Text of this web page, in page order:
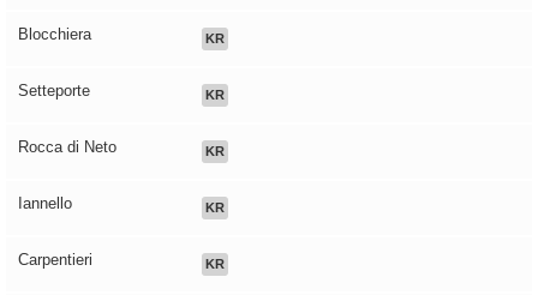
Blocchiera KR
Setteporte KR
Rocca di Neto KR
Iannello KR
Carpentieri KR